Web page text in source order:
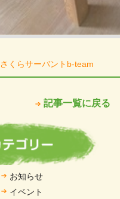
さくらサーバントb-team
記事一覧に戻る
お知らせ
イベント